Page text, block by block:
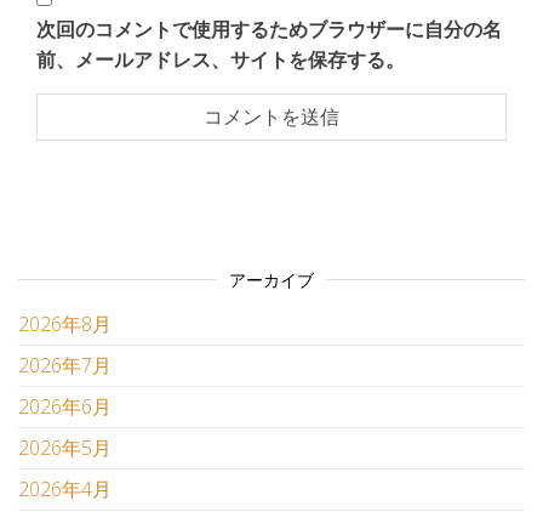
次回のコメントで使用するためブラウザーに自分の名
前、メールアドレス、サイトを保存する。
アーカイブ
2026年8月
2026年7月
2026年6月
2026年5月
2026年4月